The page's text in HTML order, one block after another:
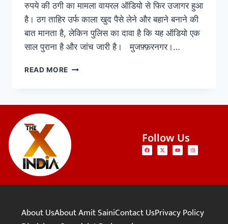
रुपये की ठगी का मामला वायरल ऑडियो से फिर उजागर हुआ
है। ठग ताहिर उर्फ काला खुद पैसे लेने और बहाने बनाने की
बात मानता है, लेकिन पुलिस का दावा है कि यह ऑडियो एक
साल पुराना है और जांच जारी है। मुजफ़्फ़रनगर।…
READ MORE
Follow Us
About UsAbout Amit SainiContact UsPrivacy Policy